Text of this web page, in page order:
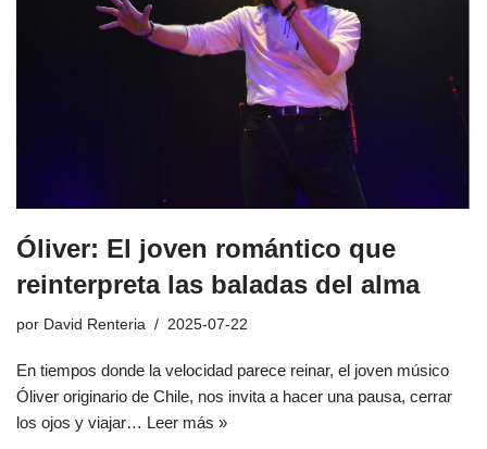
Óliver: El joven romántico que
reinterpreta las baladas del alma
por David Renteria 2025-07-22
En tiempos donde la velocidad parece reinar, el joven músico
Óliver originario de Chile, nos invita a hacer una pausa, cerrar
los ojos y viajar… Leer más »